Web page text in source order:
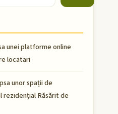
unei platforme online
locatari
unor spații de
Răsărit de